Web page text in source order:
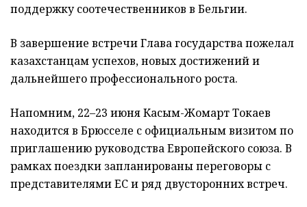
поддержку соотечественников в Бельгии.
В завершение встречи Глава государства пожелал
казахстанцам успехов, новых достижений и
дальнейшего профессионального роста.
Напомним, 22–23 июня Касым-Жомарт Токаев
находится в Брюсселе с официальным визитом по
приглашению руководства Европейского союза. В
рамках поездки запланированы переговоры с
представителями ЕС и ряд двусторонних встреч.